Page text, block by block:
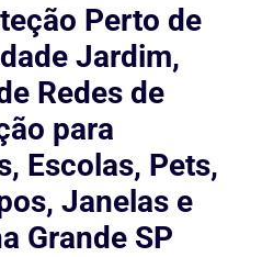
Perto de
Jardim,
Redes de
para
Escolas, Pets,
Janelas e
Grande SP